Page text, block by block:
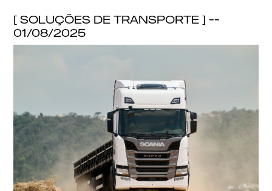
[ Soluções de Transporte ] --
01/08/2025